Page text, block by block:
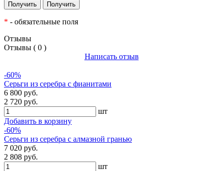
* - обязательные поля
Отзывы
Отзывы ( 0 )
Написать отзыв
-60%
Серьги из серебра с фианитами
6 800 руб.
2 720 руб.
шт
Добавить в корзину
-60%
Серьги из серебра с алмазной гранью
7 020 руб.
2 808 руб.
шт